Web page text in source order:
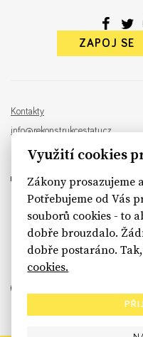
ZAPOJ SE
Kontakty
info@rekonstrukcestatu.cz
Návrh a vývoj: Sinfin , ilustrace:
sinfin.digital
Využití cookies
Zákony prosazujeme
Potřebujeme od Vás
souborů cookies - to
dobře brouzdalo.
dobře postaráno.
cookies.